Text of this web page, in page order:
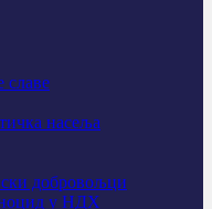
славе
насеља
добровољци
у НДХ